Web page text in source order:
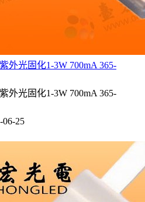
外光固化1-3W 700mA 365-
外光固化1-3W 700mA 365-
25